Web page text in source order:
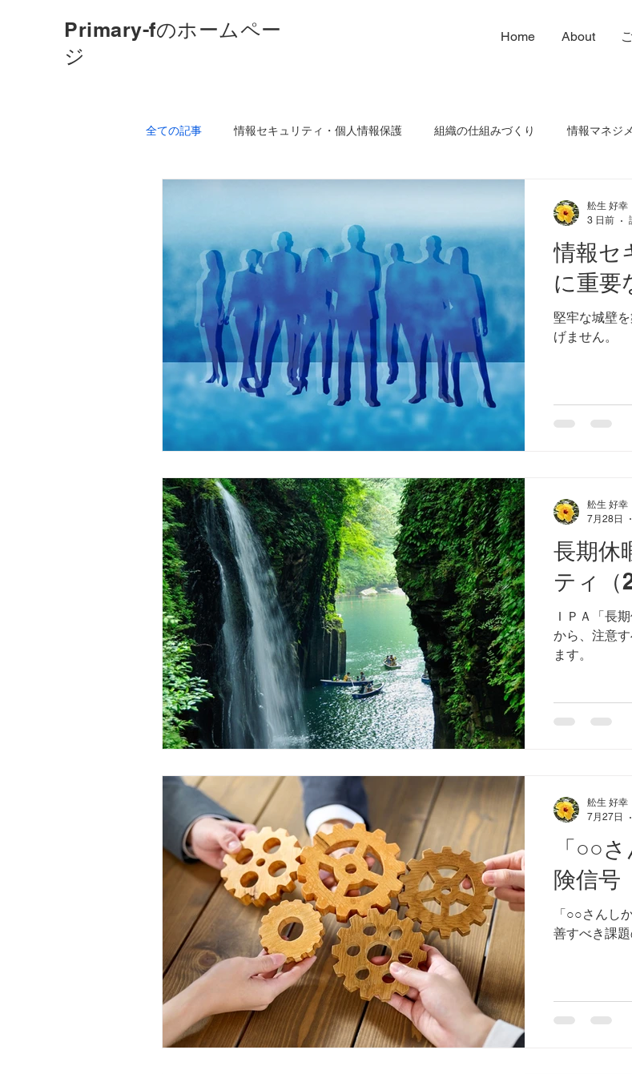
Primary-fのホームペー
ジ
Home About
全ての記事 情報セキュリティ・個人情報保護 組織の仕組みづくり 情報マネジ
花、ハイビスカスなど コミュニケーション
情報セ
に重要
堅牢な城壁
げません。
舩生 好幸
3 日前
長期休
ティ（
ＩＰＡ「長
から、注意
ます。
舩生 好幸
7月28日
「○○
険信号
「○○さんし
善すべき課題
舩生 好幸
7月27日